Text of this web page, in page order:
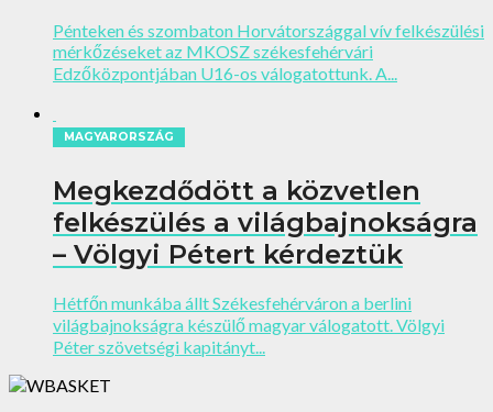
Pénteken és szombaton Horvátországgal vív felkészülési
mérkőzéseket az MKOSZ székesfehérvári
Edzőközpontjában U16-os válogatottunk. A...
MAGYARORSZÁG
Megkezdődött a közvetlen
felkészülés a világbajnokságra
– Völgyi Pétert kérdeztük
Hétfőn munkába állt Székesfehérváron a berlini
világbajnokságra készülő magyar válogatott. Völgyi
Péter szövetségi kapitányt...